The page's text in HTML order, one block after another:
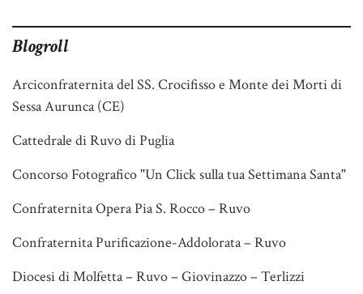
Blogroll
Arciconfraternita del SS. Crocifisso e Monte dei Morti di
Sessa Aurunca (CE)
Cattedrale di Ruvo di Puglia
Concorso Fotografico "Un Click sulla tua Settimana Santa"
Confraternita Opera Pia S. Rocco – Ruvo
Confraternita Purificazione-Addolorata – Ruvo
Diocesi di Molfetta – Ruvo – Giovinazzo – Terlizzi